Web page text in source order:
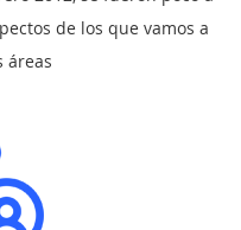
de los que vamos a
áreas